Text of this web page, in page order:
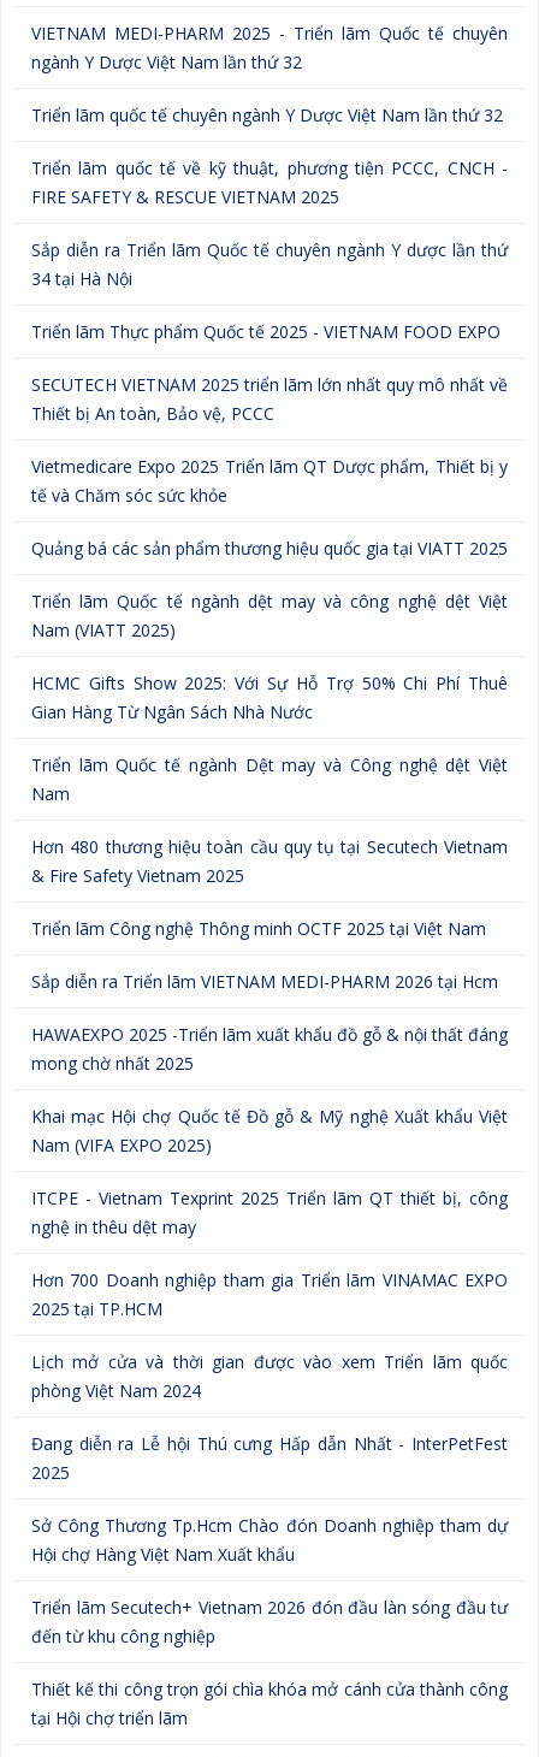
VIETNAM MEDI-PHARM 2025 - Triển lãm Quốc tế chuyên
ngành Y Dược Việt Nam lần thứ 32
Triển lãm quốc tế chuyên ngành Y Dược Việt Nam lần thứ 32
Triển lãm quốc tế về kỹ thuật, phương tiện PCCC, CNCH -
FIRE SAFETY & RESCUE VIETNAM 2025
Sắp diễn ra Triển lãm Quốc tế chuyên ngành Y dược lần thứ
34 tại Hà Nội
Triển lãm Thực phẩm Quốc tế 2025 - VIETNAM FOOD EXPO
SECUTECH VIETNAM 2025 triển lãm lớn nhất quy mô nhất về
Thiết bị An toàn, Bảo vệ, PCCC
Vietmedicare Expo 2025 Triển lãm QT Dược phẩm, Thiết bị y
tế và Chăm sóc sức khỏe
Quảng bá các sản phẩm thương hiệu quốc gia tại VIATT 2025
Triển lãm Quốc tế ngành dệt may và công nghệ dệt Việt
Nam (VIATT 2025)
HCMC Gifts Show 2025: Với Sự Hỗ Trợ 50% Chi Phí Thuê
Gian Hàng Từ Ngân Sách Nhà Nước
Triển lãm Quốc tế ngành Dệt may và Công nghệ dệt Việt
Nam
Hơn 480 thương hiệu toàn cầu quy tụ tại Secutech Vietnam
& Fire Safety Vietnam 2025
Triển lãm Công nghệ Thông minh OCTF 2025 tại Việt Nam
Sắp diễn ra Triển lãm VIETNAM MEDI-PHARM 2026 tại Hcm
HAWAEXPO 2025 -Triển lãm xuất khẩu đồ gỗ & nội thất đáng
mong chờ nhất 2025
Khai mạc Hội chợ Quốc tế Đồ gỗ & Mỹ nghệ Xuất khẩu Việt
Nam (VIFA EXPO 2025)
ITCPE - Vietnam Texprint 2025 Triển lãm QT thiết bị, công
nghệ in thêu dệt may
Hơn 700 Doanh nghiệp tham gia Triển lãm VINAMAC EXPO
2025 tại TP.HCM
Lịch mở cửa và thời gian được vào xem Triển lãm quốc
phòng Việt Nam 2024
Đang diễn ra Lễ hội Thú cưng Hấp dẫn Nhất - InterPetFest
2025
Sở Công Thương Tp.Hcm Chào đón Doanh nghiệp tham dự
Hội chợ Hàng Việt Nam Xuất khẩu
Triển lãm Secutech+ Vietnam 2026 đón đầu làn sóng đầu tư
đến từ khu công nghiệp
Thiết kế thi công trọn gói chìa khóa mở cánh cửa thành công
tại Hội chợ triển lãm